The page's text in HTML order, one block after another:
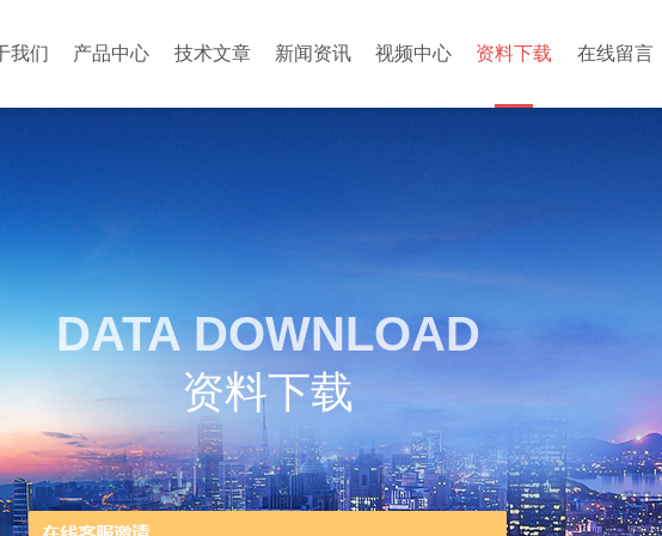
我们 产品中心 技术文章 新闻资讯 视频中心 资料下载 在线留言
DATA DOWNLOAD
资料下载